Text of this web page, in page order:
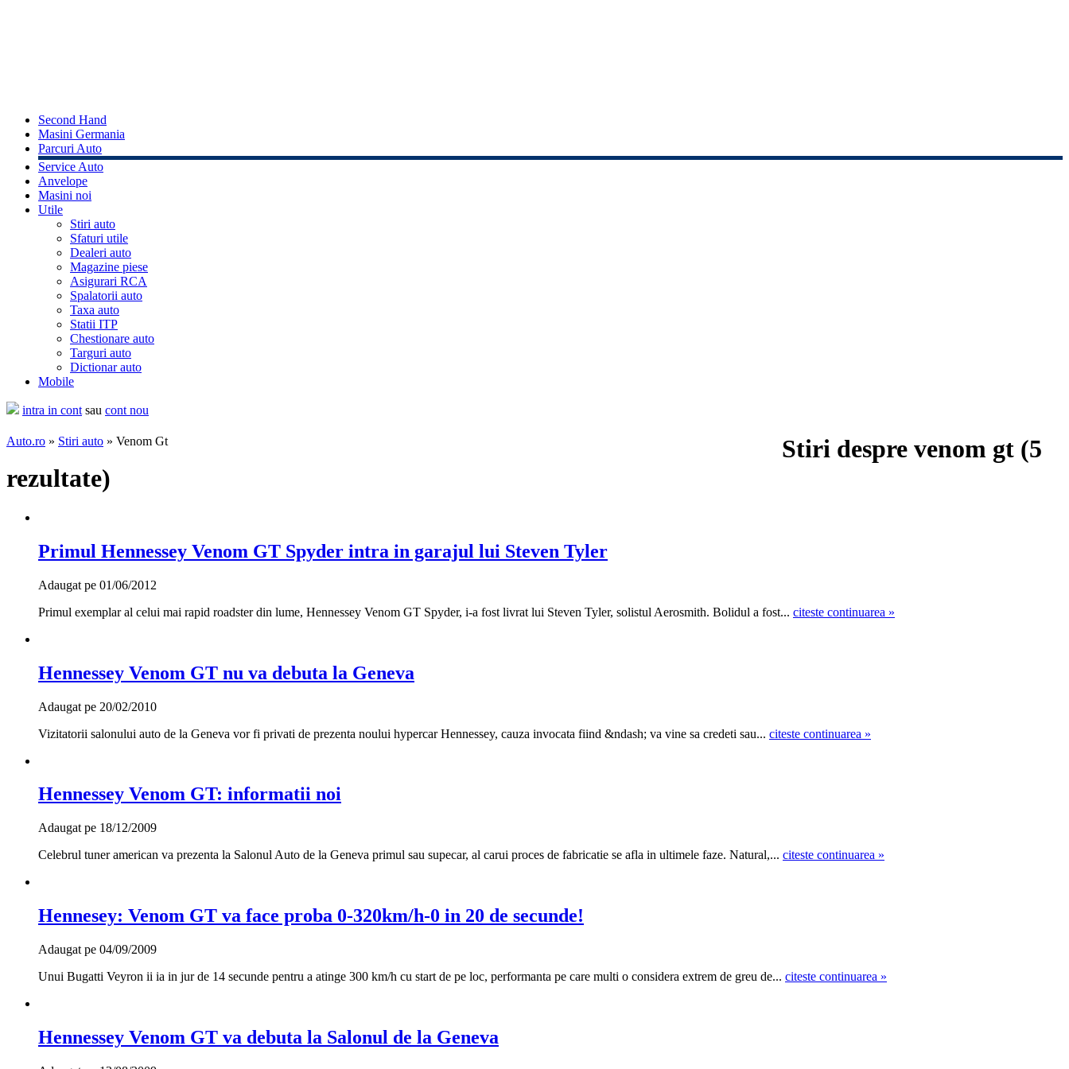
Second Hand
Masini Germania
Parcuri Auto
Service Auto
Anvelope
Masini noi
Utile
Stiri auto
Sfaturi utile
Dealeri auto
Magazine piese
Asigurari RCA
Spalatorii auto
Taxa auto
Statii ITP
Chestionare auto
Targuri auto
Dictionar auto
Mobile
intra in cont sau cont nou
Auto.ro » Stiri auto » Venom Gt Stiri despre venom gt (5
rezultate)
Primul Hennessey Venom GT Spyder intra in garajul lui Steven Tyler
Adaugat pe 01/06/2012
Primul exemplar al celui mai rapid roadster din lume, Hennessey Venom GT Spyder, i-a fost livrat lui Steven Tyler, solistul Aerosmith. Bolidul a fost... citeste continuarea »
Hennessey Venom GT nu va debuta la Geneva
Adaugat pe 20/02/2010
Vizitatorii salonului auto de la Geneva vor fi privati de prezenta noului hypercar Hennessey, cauza invocata fiind &ndash; va vine sa credeti sau... citeste continuarea »
Hennessey Venom GT: informatii noi
Adaugat pe 18/12/2009
Celebrul tuner american va prezenta la Salonul Auto de la Geneva primul sau supecar, al carui proces de fabricatie se afla in ultimele faze. Natural,... citeste continuarea »
Hennesey: Venom GT va face proba 0-320km/h-0 in 20 de secunde!
Adaugat pe 04/09/2009
Unui Bugatti Veyron ii ia in jur de 14 secunde pentru a atinge 300 km/h cu start de pe loc, performanta pe care multi o considera extrem de greu de... citeste continuarea »
Hennessey Venom GT va debuta la Salonul de la Geneva